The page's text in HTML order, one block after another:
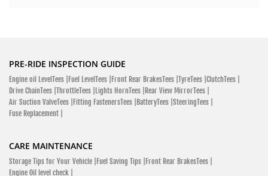
Open At 09:30 AM
Hero MotoCorp
PRE-RIDE INSPECTION GUIDE
Engine oil LevelTees | Fuel LevelTees | Front Rear BrakesTees | TyreTees | ClutchTees |
Drive ChainTees | ThrottleTees | Lights HornTees | Rear View MirrorTees |
Air Suction ValveTees | Fitting FastenersTees | BatteryTees | SteeringTees |
Fuse Replacement |
CARE MAINTENANCE
Storage Tips for Your Vehicle | Fuel Saving Tips | Front Rear BrakesTees |
Engine Oil level check |